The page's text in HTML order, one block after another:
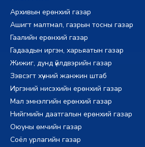
Архивын ерөнхий газар
Ашигт малтмал, газрын тосны газар
Гаалийн ерөнхий газар
Гадаадын иргэн, харьяатын газар
Жижиг, дунд үйлдвэрийн газар
Зэвсэгт хүчний жанжин штаб
Иргэний нисэхийн ерөнхий газар
Мал эмнэлгийн ерөнхий газар
Нийгмийн даатгалын ерөнхий газар
Оюуны өмчийн газар
Соёл урлагийн газар